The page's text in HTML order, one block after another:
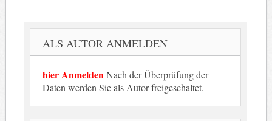
ALS AUTOR ANMELDEN
hier AnmeldenNach der Überprüfung der
Daten werden Sie als Autor freigeschaltet.